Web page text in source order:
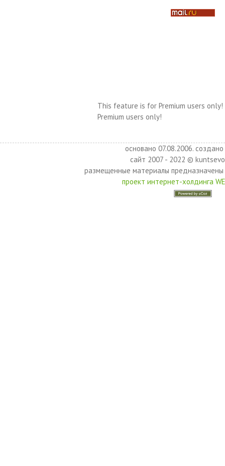
This feature is for Premium users only!
Premium users only!
основано 07.08.2006.
сайт 2007 - 2022 ©
размещенные материалы
проект интернет-холдинга